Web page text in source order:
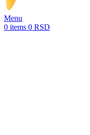
Menu
0 items 0 RSD